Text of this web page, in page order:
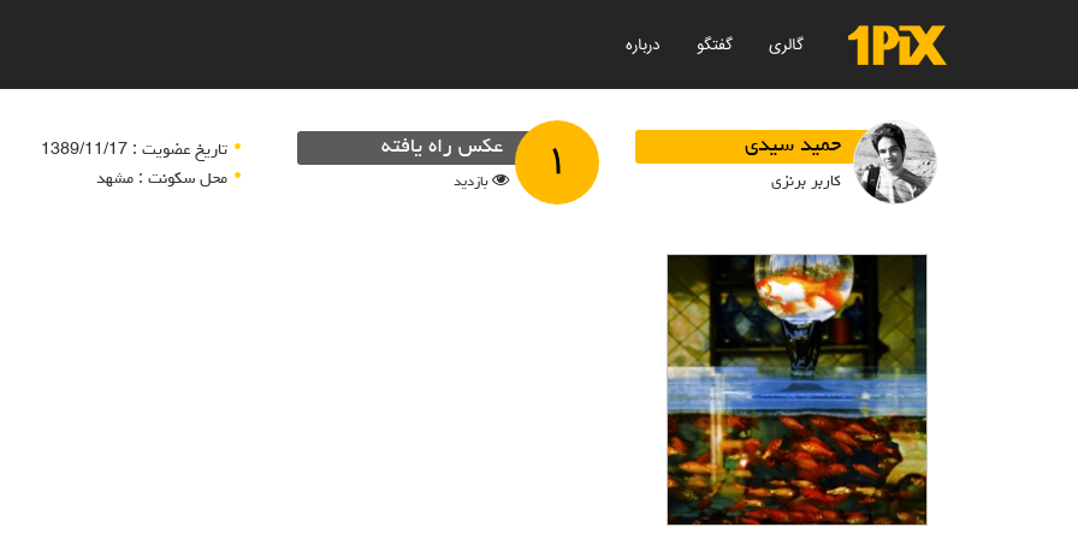
گالری گفتگو درباره
حمید سیدی
کاربر برنزی ۱ عکس راه یافته
بازدید
تاریخ عضویت : 1389/11/17
محل سکونت : مشهد
زنجیری آب
حمید سیدی
1389/11/20
تنهایی